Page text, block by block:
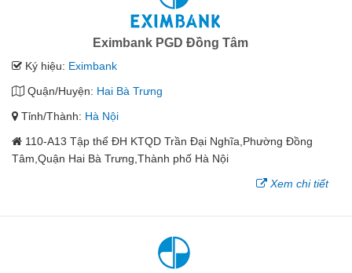
Eximbank PGD Đồng Tâm
Ký hiệu: Eximbank
Quận/Huyện: Hai Bà Trưng
Tỉnh/Thành: Hà Nội
110-A13 Tập thể ĐH KTQD Trần Đại Nghĩa,Phường Đồng
Tâm,Quận Hai Bà Trưng,Thành phố Hà Nội
Xem chi tiết